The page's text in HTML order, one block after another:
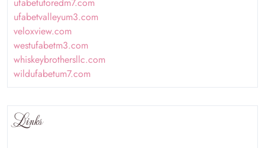
ufabetvalleyum3.com
veloxview.com
westufabetm3.com
whiskeybrothersllc.com
wildufabetum7.com
Links